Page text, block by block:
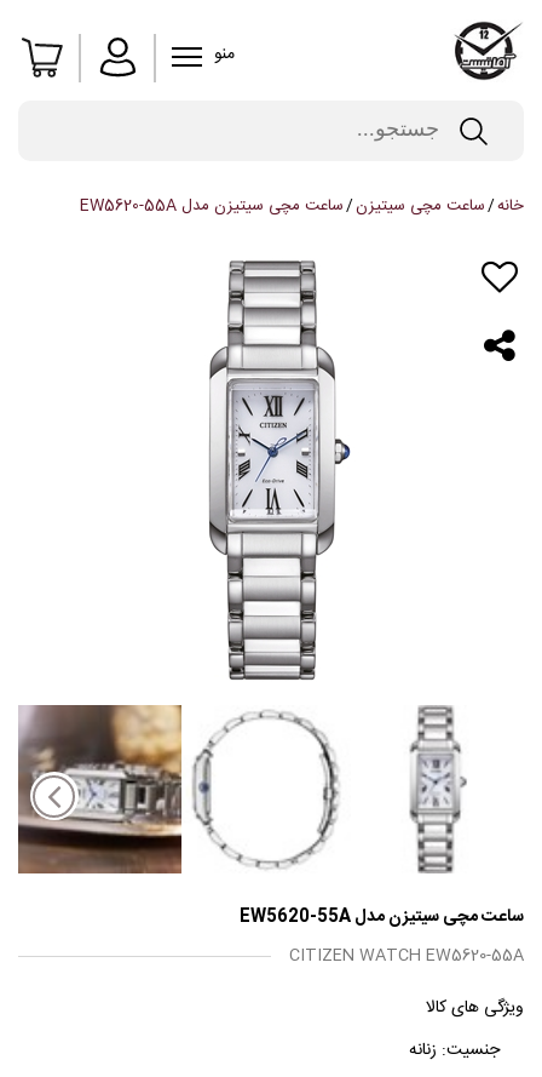
منو
خانه ساعت مچی سیتیزن ساعت مچی سیتیزن مدل EW5620-55A
ساعت مچی سیتیزن مدل EW5620-55A
CITIZEN WATCH EW5620-55A
ویژگی های کالا
جنسیت: زنانه